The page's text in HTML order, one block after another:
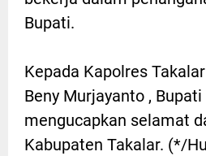
Bupati.
Kepada Kapolres
Beny Murjayanto ,
mengucapkan selamat
Kabupaten Takalar. (*/